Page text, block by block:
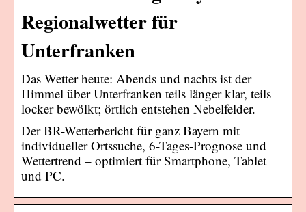
Regionalwetter für
Unterfranken
Das Wetter heute: Abends und nachts ist der
Himmel über Unterfranken teils länger klar, teils
locker bewölkt; örtlich entstehen Nebelfelder.
Der BR-Wetterbericht für ganz Bayern mit
individueller Ortssuche, 6-Tages-Prognose und
Wettertrend – optimiert für Smartphone, Tablet
und PC.